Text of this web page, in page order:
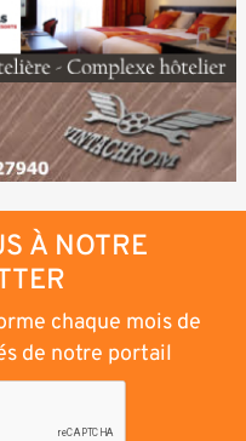
À NOTRE
chaque mois de
de notre portail